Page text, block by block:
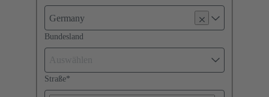
Germany
Bundesland
Straße*